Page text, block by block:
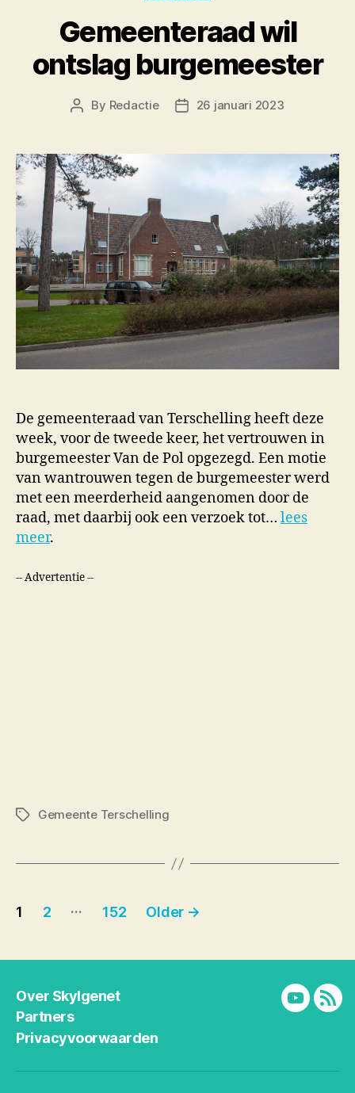
Gemeenteraad wil
ontslag burgemeester
Post
By Redactie
Post26 januari 2023
De gemeenteraad van Terschelling heeft deze
week, voor de tweede keer, het vertrouwen in
burgemeester Van de Pol opgezegd. Een motie
van wantrouwen tegen de burgemeester werd
met een meerderheid aangenomen door de
raad, met daarbij ook een verzoek tot… lees
meer.
-- Advertentie --
TagsGemeente Terschelling
Berichten
1 2 … 152 Older →
Over Skylgenet
Partners
Privacyvoorwaarden
YouTube
RSS